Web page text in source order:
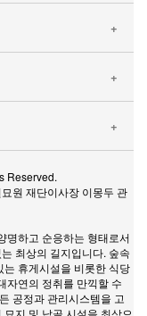
Reserved.
원 재단이사장 이몽두 관
명하고 순응하는 형태로서
최상의 길지입니다. 숲속
휴게시설을 비롯한 식당
자연의 정취를 만끽할 수
공정과 관리시스템을 고
지 및 납골 시설을 최상으